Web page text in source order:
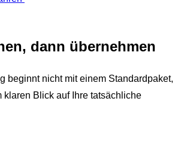
dann übernehmen
beginnt nicht mit einem Standardpaket,
klaren Blick auf Ihre tatsächliche